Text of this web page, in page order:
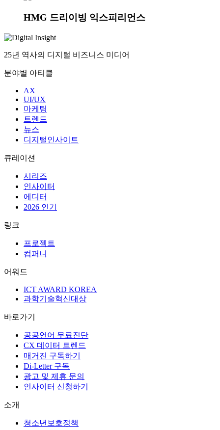
롯데캐슬 웹사이트
더현대트래블
LOTTE EATZ
롯데면세점 홍보사이트
HMG 드리이빙 익스피리언스
분야별 아티클
AX
UI/UX
마케팅
트렌드
디지털인사이트
큐레이션
시리즈
인사이터
에디터
2026 인기
링크
프로젝트